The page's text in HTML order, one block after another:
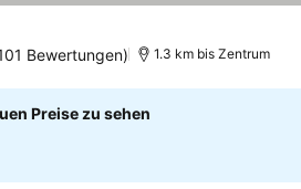
Bewertungen) 1.3 km bis Zentrum
Preise zu sehen